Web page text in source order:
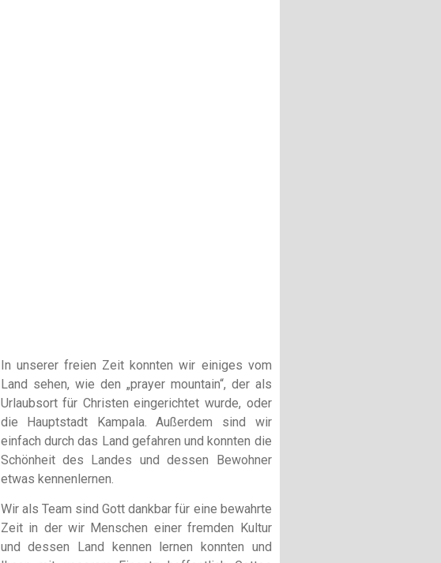
In unserer freien Zeit konnten wir einiges vom
Land sehen, wie den „prayer mountain“, der als
Urlaubsort für Christen eingerichtet wurde, oder
die Hauptstadt Kampala. Außerdem sind wir
einfach durch das Land gefahren und konnten die
Schönheit des Landes und dessen Bewohner
etwas kennenlernen.
Wir als Team sind Gott dankbar für eine bewahrte
Zeit in der wir Menschen einer fremden Kultur
und dessen Land kennen lernen konnten und